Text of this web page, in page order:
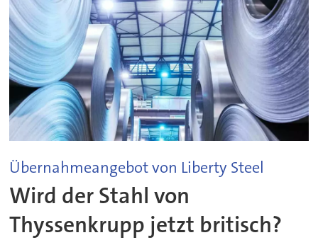
Übernahmeangebot von Liberty Steel
Wird der Stahl von
Thyssenkrupp jetzt britisch?